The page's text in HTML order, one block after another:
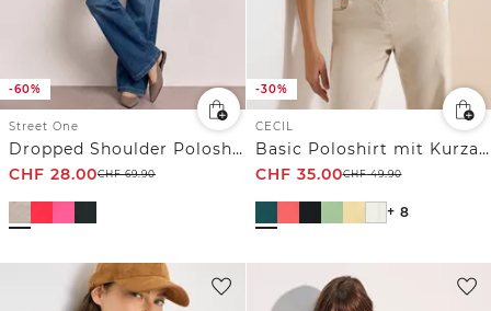
-60%
Street One
Dropped Shoulder Poloshirt mit Elastikbund
CHF 28.00CHF69.90
-30%
CECIL
Basic Poloshirt mit Kurzarm
CHF 35.00CHF49.90
+ 8